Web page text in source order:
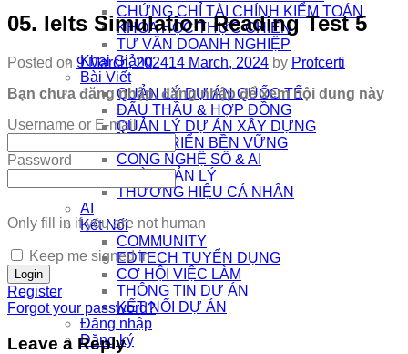
CHỨNG CHỈ TÀI CHÍNH KIỂM TOÁN
KHÓA HỌC THỰC CHIẾN
TƯ VẤN DOANH NGHIỆP
Khai Giảng
Bài Viết
QUẢN LÝ DỰ ÁN QUỐC TẾ
ĐẤU THẦU & HỢP ĐỒNG
QUẢN LÝ DỰ ÁN XÂY DỰNG
PHÁT TRIỂN BỀN VỮNG
CÔNG NGHỆ SỐ & AI
NHÀ QUẢN LÝ
THƯƠNG HIỆU CÁ NHÂN
AI
Kết Nối
COMMUNITY
EDTECH TUYỂN DỤNG
CƠ HỘI VIỆC LÀM
THÔNG TIN DỰ ÁN
KẾT NỐI DỰ ÁN
Đăng nhập
Đăng ký
05. Ielts Simulation Reading Test 5
Posted on 9 March, 202414 March, 2024 by Profcerti
Bạn chưa đăng nhập, đăng nhập để xem nội dung này
Username or E-mail
Password
Only fill in if you are not human
Keep me signed in
Register
Forgot your password?
Leave a Reply